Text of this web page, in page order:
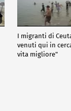
I migranti di
venuti qui in
vita migliore"